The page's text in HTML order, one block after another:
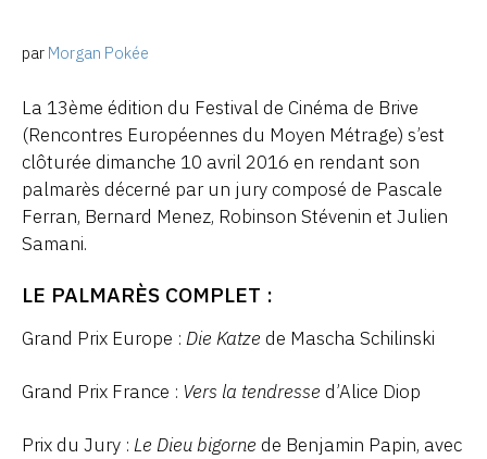
par Morgan Pokée
La 13ème édition du Festival de Cinéma de Brive
(Rencontres Européennes du Moyen Métrage) s’est
clôturée dimanche 10 avril 2016 en rendant son
palmarès décerné par un jury composé de Pascale
Ferran, Bernard Menez, Robinson Stévenin et Julien
Samani.
LE PALMARÈS COMPLET :
Grand Prix Europe : Die Katze de Mascha Schilinski
Grand Prix France : Vers la tendresse d’Alice Diop
Prix du Jury : Le Dieu bigorne de Benjamin Papin, avec